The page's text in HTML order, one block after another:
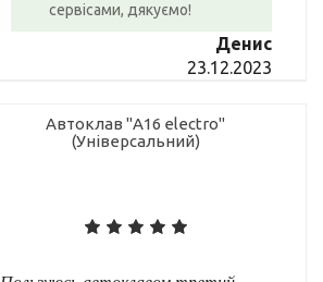
сервісами, дякуємо!
Денис
23.12.2023
Автоклав "А16 electro"
(Універсальний)